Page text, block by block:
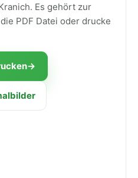
Es gehört zur
PDF Datei oder drucke
→